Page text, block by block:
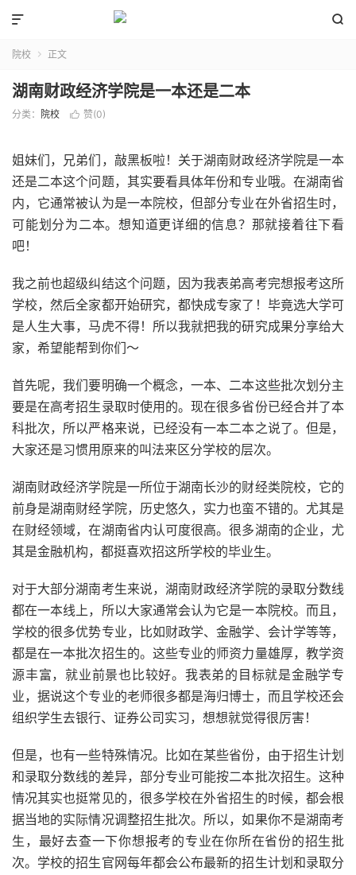


院校  正文
湖南财政经济学院是一本还是二本
分类： 院校  赞(0)
姐妹们，兄弟们，敲黑板啦！关于湖南财政经济学院是一本
还是二本这个问题，其实要看具体年份和专业哦。在湖南省
内，它通常被认为是一本院校，但部分专业在外省招生时，
可能划分为二本。想知道更详细的信息？那就接着往下看
吧！
我之前也超级纠结这个问题，因为我表弟高考完想报考这所
学校，然后全家都开始研究，都快成专家了！毕竟选大学可
是人生大事，马虎不得！所以我就把我的研究成果分享给大
家，希望能帮到你们～
首先呢，我们要明确一个概念，一本、二本这些批次划分主
要是在高考招生录取时使用的。现在很多省份已经合并了本
科批次，所以严格来说，已经没有一本二本之说了。但是，
大家还是习惯用原来的叫法来区分学校的层次。
湖南财政经济学院是一所位于湖南长沙的财经类院校，它的
前身是湖南财经学院，历史悠久，实力也蛮不错的。尤其是
在财经领域，在湖南省内认可度很高。很多湖南的企业，尤
其是金融机构，都挺喜欢招这所学校的毕业生。
对于大部分湖南考生来说，湖南财政经济学院的录取分数线
都在一本线上，所以大家通常会认为它是一本院校。而且，
学校的很多优势专业，比如财政学、金融学、会计学等等，
都是在一本批次招生的。这些专业的师资力量雄厚，教学资
源丰富，就业前景也比较好。我表弟的目标就是金融学专
业，据说这个专业的老师很多都是海归博士，而且学校还会
组织学生去银行、证券公司实习，想想就觉得很厉害！
但是，也有一些特殊情况。比如在某些省份，由于招生计划
和录取分数线的差异，部分专业可能按二本批次招生。这种
情况其实也挺常见的，很多学校在外省招生的时候，都会根
据当地的实际情况调整招生批次。所以，如果你不是湖南考
生，最好去查一下你想报考的专业在你所在省份的招生批
次。学校的招生官网每年都会公布最新的招生计划和录取分